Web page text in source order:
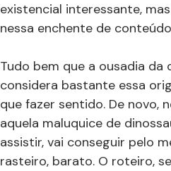
existencial interessante,
nessa enchente de
Tudo bem que a ousadia
considera bastante essa
que fazer sentido. De novo,
aquela maluquice de
assistir, vai conseguir pelo
rasteiro, barato. O roteiro,